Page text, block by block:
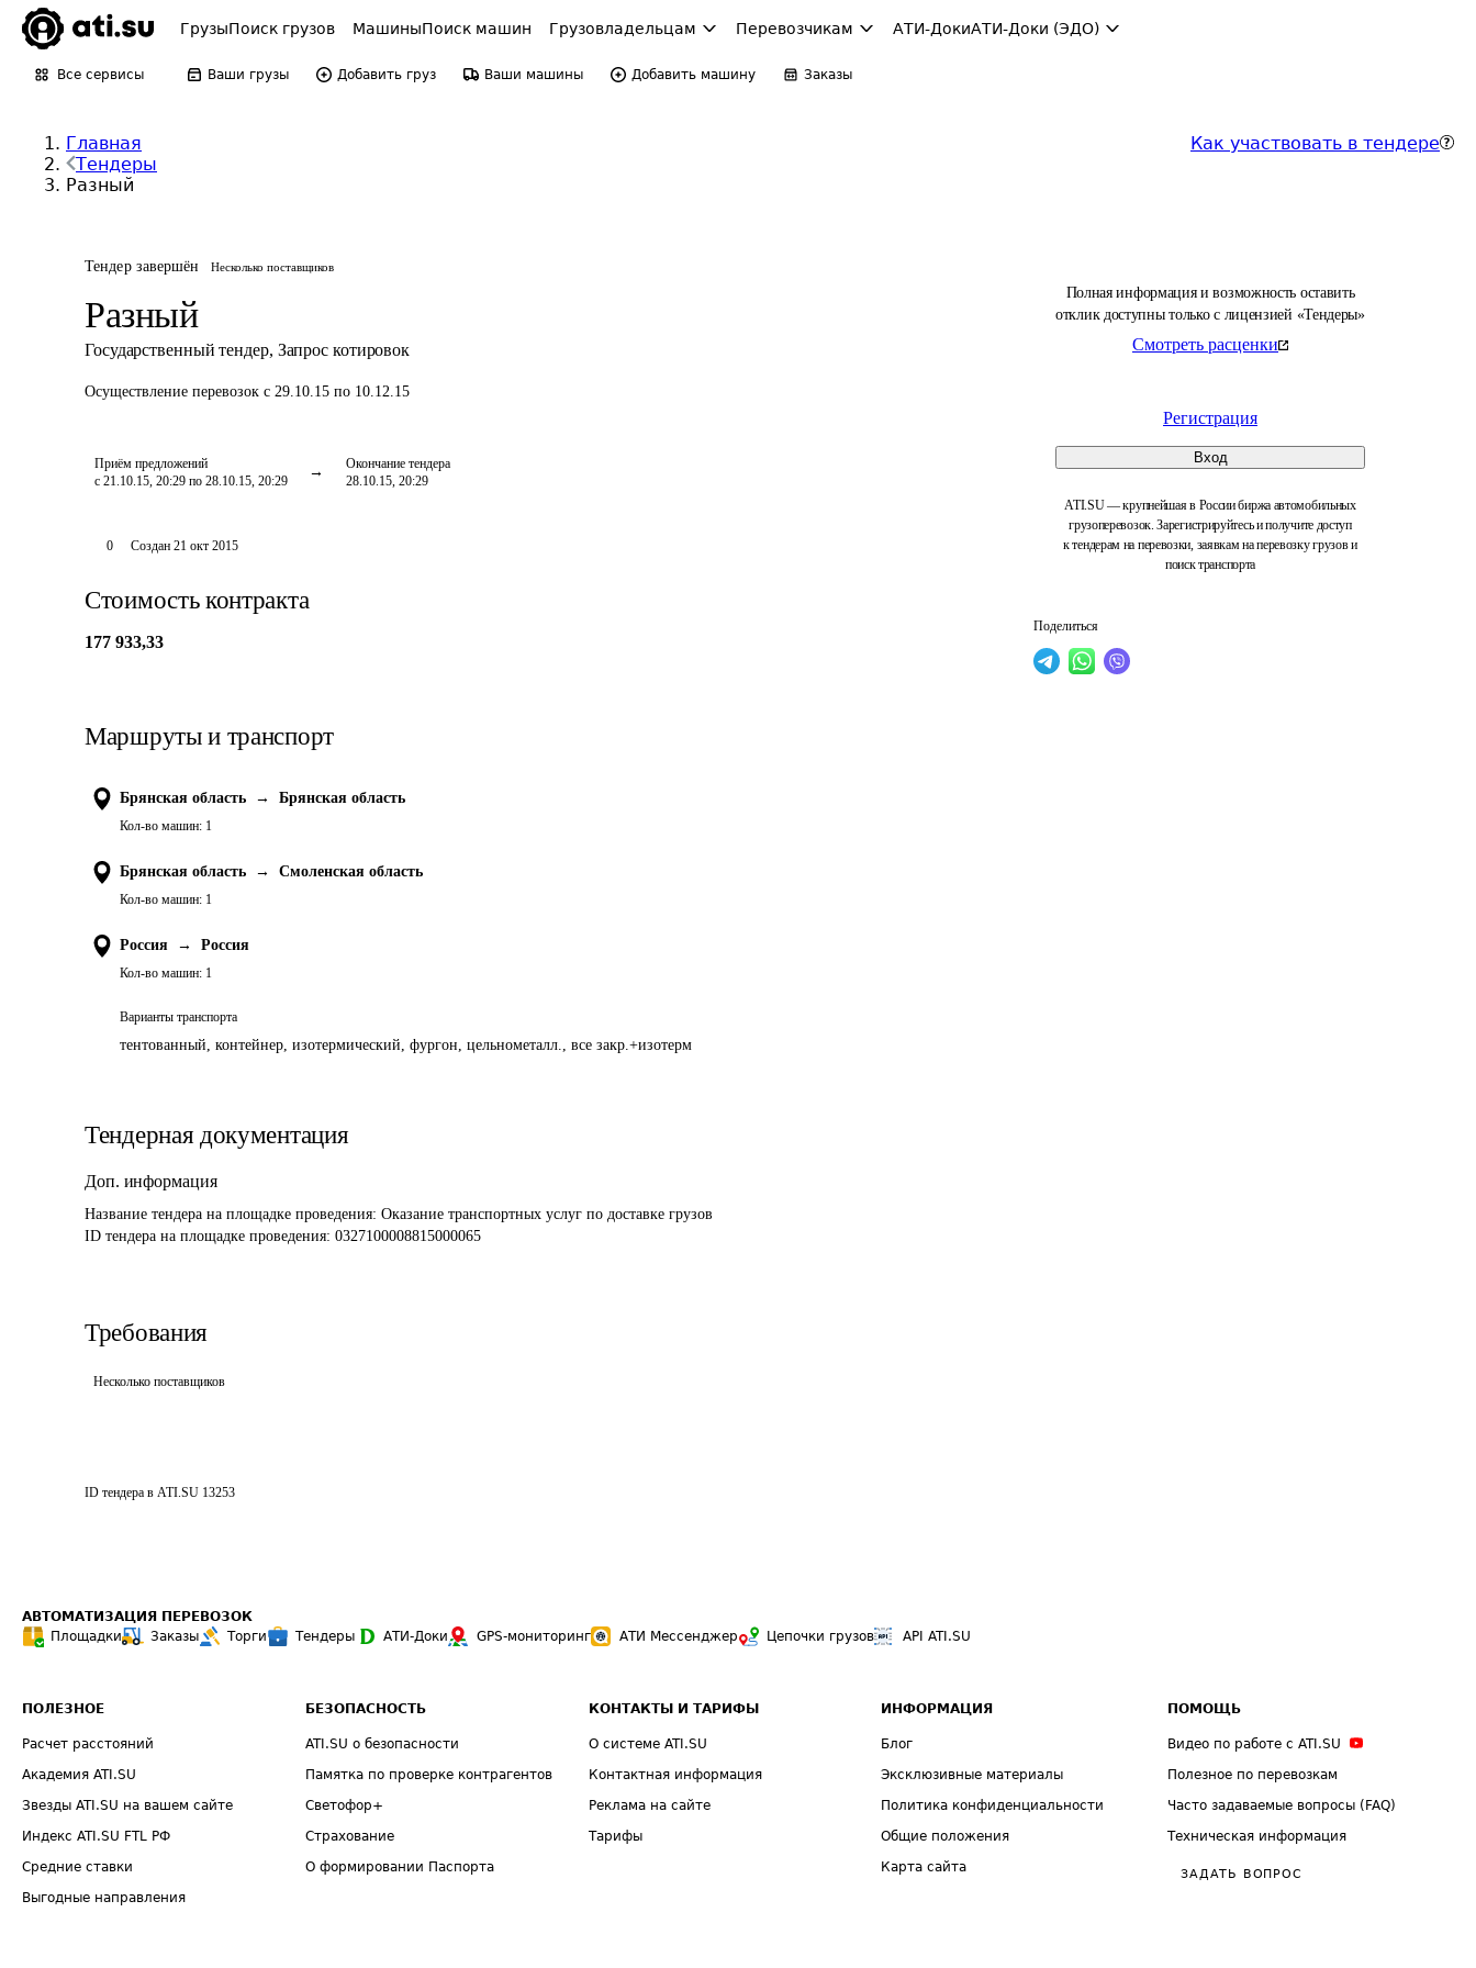
ГрузыПоиск грузов МашиныПоиск машин Грузовладельцам Перевозчикам АТИ-ДокиАТИ-Доки (ЭДО)
Все сервисы Ваши грузы Добавить груз Ваши машины Добавить машину Заказы
Главная
Тендеры
Разный
Как участвовать в тендере
Тендер завершён Несколько поставщиков
Разный
Государственный тендер, Запрос котировок
Осуществление перевозок с 29.10.15 по 10.12.15
Приём предложений
с 21.10.15, 20:29 по 28.10.15, 20:29
Окончание тендера
28.10.15, 20:29
Полная информация и возможность оставить
отклик доступны только с лицензией «Тендеры»
Смотреть расценки
Регистрация
Вход
ATI.SU — крупнейшая в России биржа автомобильных
грузоперевозок. Зарегистрируйтесь и получите доступ
к тендерам на перевозки, заявкам на перевозку грузов и
поиск транспорта
Поделиться
0 Создан 21 окт 2015
Стоимость контракта
177 933,33
Маршруты и транспорт
Брянская область → Брянская область
Кол-во машин: 1
Брянская область → Смоленская область
Кол-во машин: 1
Россия → Россия
Кол-во машин: 1
Варианты транспорта
тентованный, контейнер, изотермический, фургон, цельнометалл., все закр.+изотерм
Тендерная документация
Доп. информация
Название тендера на площадке проведения: Оказание транспортных услуг по доставке грузов
ID тендера на площадке проведения: 0327100008815000065
Требования
Несколько поставщиков
ID тендера в ATI.SU 13253
АВТОМАТИЗАЦИЯ ПЕРЕВОЗОК
Площадки
Заказы Торги Тендеры АТИ-Доки GPS-мониторинг АТИ Мессенджер Цепочки грузов API ATI.SU
ПОЛЕЗНОЕ
Расчет расстояний
Академия ATI.SU
Звезды ATI.SU на вашем сайте
Индекс ATI.SU FTL РФ
Средние ставки
Выгодные направления
БЕЗОПАСНОСТЬ
ATI.SU о безопасности
Памятка по проверке контрагентов
Светофор+
Страхование
О формировании Паспорта
КОНТАКТЫ И ТАРИФЫ
О системе ATI.SU
Контактная информация
Реклама на сайте
Тарифы
ИНФОРМАЦИЯ
Блог
Эксклюзивные материалы
Политика конфиденциальности
Общие положения
Карта сайта
ПОМОЩЬ
Видео по работе с ATI.SU
Полезное по перевозкам
Часто задаваемые вопросы (FAQ)
Техническая информация
ЗАДАТЬ ВОПРОС